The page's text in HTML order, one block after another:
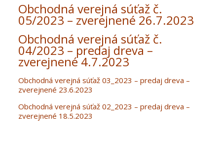
Obchodná verejná súťaž č.
05/2023 – zverejnené 26.7.2023
Obchodná verejná súťaž č.
04/2023 – predaj dreva –
zverejnené 4.7.2023
Obchodná verejná súťaž 03_2023 – predaj dreva –
zverejnené 23.6.2023
Obchodná verejná súťaž 02_2023 – predaj dreva –
zverejnené 18.5.2023